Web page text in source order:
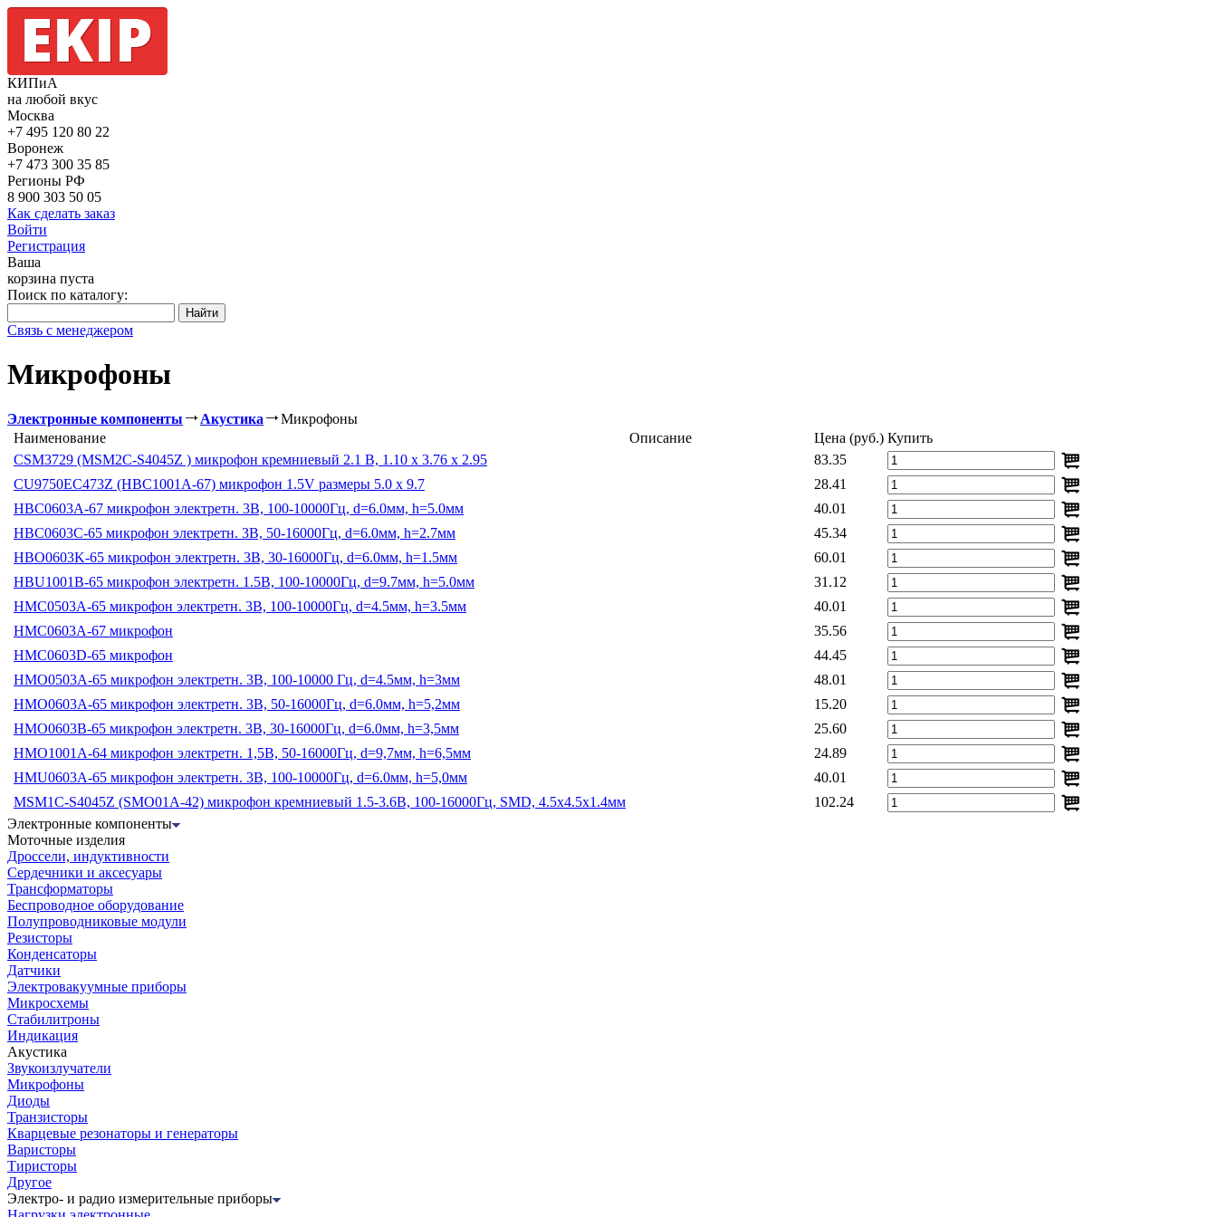
КИПиА
на любой вкус
Москва
+7 495 120 80 22
Воронеж
+7 473 300 35 85
Регионы РФ
8 900 303 50 05
Как сделать заказ
Войти
Регистрация
Ваша
корзина пуста
Поиск по каталогу:
Связь с менеджером
Микрофоны
Электронные компоненты Акустика
Микрофоны
Наименование
Описание Цена (руб.) Купить
CSM3729 (MSM2C-S4045Z ) микрофон кремниевый 2.1 В, 1.10 x 3.76 x 2.95
83.35
CU9750EC473Z (HBC1001A-67) микрофон 1.5V размеры 5.0 х 9.7
28.41
HBC0603A-67 микрофон электретн. 3В, 100-10000Гц, d=6.0мм, h=5.0мм
40.01
HBC0603C-65 микрофон электретн. 3В, 50-16000Гц, d=6.0мм, h=2.7мм
45.34
HBO0603K-65 микрофон электретн. 3В, 30-16000Гц, d=6.0мм, h=1.5мм
60.01
HBU1001B-65 микрофон электретн. 1.5В, 100-10000Гц, d=9.7мм, h=5.0мм
31.12
HMC0503A-65 микрофон электретн. 3В, 100-10000Гц, d=4.5мм, h=3.5мм
40.01
HMC0603A-67 микрофон
35.56
HMC0603D-65 микрофон
44.45
HMO0503A-65 микрофон электретн. 3В, 100-10000 Гц, d=4.5мм, h=3мм
48.01
HMO0603A-65 микрофон электретн. 3В, 50-16000Гц, d=6.0мм, h=5,2мм
15.20
HMO0603B-65 микрофон электретн. 3В, 30-16000Гц, d=6.0мм, h=3,5мм
25.60
HMO1001A-64 микрофон электретн. 1,5В, 50-16000Гц, d=9,7мм, h=6,5мм
24.89
HMU0603A-65 микрофон электретн. 3В, 100-10000Гц, d=6.0мм, h=5,0мм
40.01
MSM1C-S4045Z (SMO01A-42) микрофон кремниевый 1.5-3.6В, 100-16000Гц, SMD, 4.5x4.5x1.4мм
102.24
Электронные компоненты
Моточные изделия
Дроссели, индуктивности
Сердечники и аксесуары
Трансформаторы
Беспроводное оборудование
Полупроводниковые модули
Резисторы
Конденсаторы
Датчики
Электровакуумные приборы
Микросхемы
Стабилитроны
Индикация
Акустика
Звукоизлучатели
Микрофоны
Диоды
Транзисторы
Кварцевые резонаторы и генераторы
Варисторы
Тиристоры
Другое
Электро- и радио измерительные приборы